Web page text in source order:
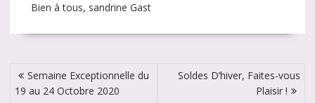
Bien à tous, sandrine Gast
Navigation
de
Semaine Exceptionnelle du
19 au 24 Octobre 2020
Soldes D’hiver, Faites-vous
Plaisir !